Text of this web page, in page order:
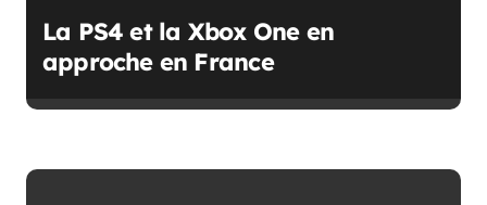
e
La PS4 et la Xbox One en
approche en France